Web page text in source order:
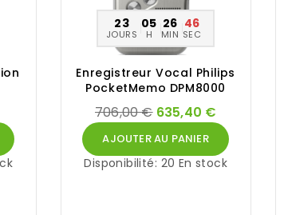
23
JOURS
05
H
26
MIN
45
SEC
Enregistreur Vocal Philips
PocketMemo DPM8000
706,00 € 635,40 €
AJOUTER AU PANIER
Disponibilité: 20 En stock